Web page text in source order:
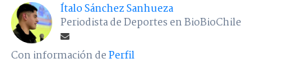
Ítalo Sánchez Sanhueza
Periodista de Deportes en BioBioChile
Con información dePerfil